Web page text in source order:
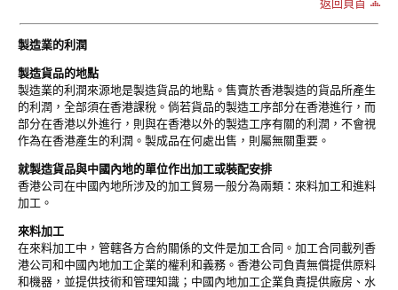
返回頁首
製造業的利潤
製造貨品的地點
製造業的利潤來源地是製造貨品的地點。售賣於香港製造的貨品所產生
的利潤，全部須在香港課稅。倘若貨品的製造工序部分在香港進行，而
部分在香港以外進行，則與在香港以外的製造工序有關的利潤，不會視
作為在香港產生的利潤。製成品在何處出售，則屬無關重要。
就製造貨品與中國內地的單位作出加工或裝配安排
香港公司在中國內地所涉及的加工貿易一般分為兩類：來料加工和進料
加工。
來料加工
在來料加工中，管轄各方合約關係的文件是加工合同。加工合同載列香
港公司和中國內地加工企業的權利和義務。香港公司負責無償提供原料
和機器，並提供技術和管理知識；中國內地加工企業負責提供廠房、水